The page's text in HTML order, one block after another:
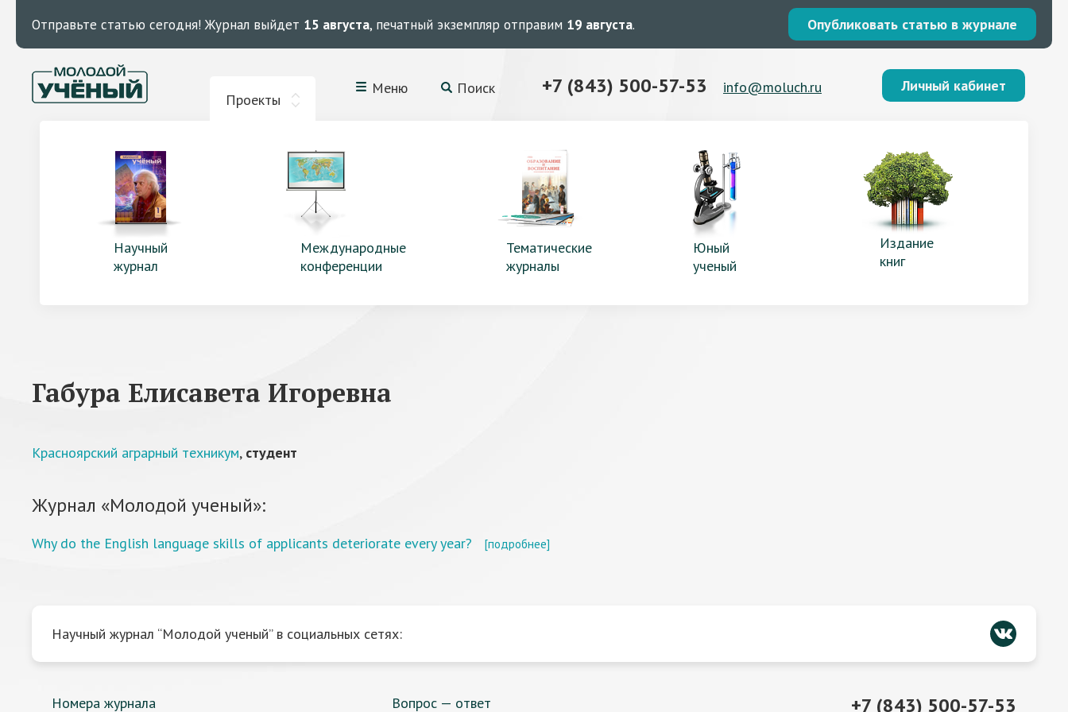
Отправьте статью сегодня! Журнал выйдет 15 августа, печатный экземпляр отправим 19 августа. Опубликовать статью в журнале
Проекты
Меню Поиск +7 (843) 500-57-53 info@moluch.ru Личный кабинет
Научный
журнал
Международные
конференции
Тематические
журналы
Юный
ученый
Издание
книг
Габура Елисавета Игоревна
Красноярский аграрный техникум, студент
Журнал «Молодой ученый»:
Why do the English language skills of applicants deteriorate every year? [подробнее]
Научный журнал “Молодой ученый” в социальных сетях:
Номера журнала Вопрос — ответ +7 (843) 500-57-53